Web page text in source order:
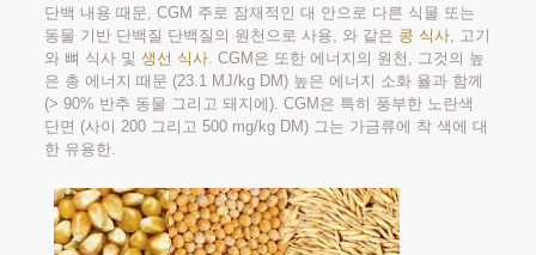
단백 내용 때문, CGM 주로 잠재적인 대 안으로 다른 식물 또는
동물 기반 단백질 단백질의 원천으로 사용, 와 같은 콩 식사, 고기
와 뼈 식사 및 생선 식사. CGM은 또한 에너지의 원천, 그것의 높
은 총 에너지 때문 (23.1 MJ/kg DM) 높은 에너지 소화 율과 함께
(> 90% 반추 동물 그리고 돼지에). CGM은 특히 풍부한 노란색
단면 (사이 200 그리고 500 mg/kg DM) 그는 가금류에 착 색에 대
한 유용한.